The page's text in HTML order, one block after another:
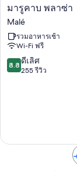
ห้องน้ำพร้อมฝักบั
ทีวีจอแบนพร้อม ช่
ตู้เย็น, กาต้มน้ำไ
มา
รู
คาบ
พลาซ่า
Malé
มารูคาบ พลาซ่า
Malé
รวมอาหารเช้า
Wi-Fi ฟรี
8.8
จาก
8.8 ดีเลิศ
255 รีวิว